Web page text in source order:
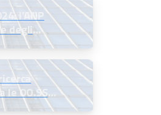
l’ANP
degli
le OO.SS.